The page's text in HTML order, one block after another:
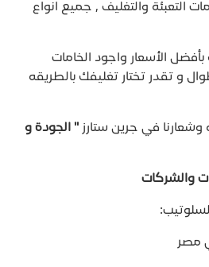
التعبئة والتغليف , جميع انواع
الأسعار واجود الخامات
و تقدر تختار تغليفك بالطريقه
وشعارنا في جرين ستارز " الجودة و
والشركات
مصر